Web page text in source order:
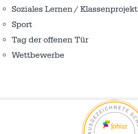
Soziales Lernen / Klassenprojekt
Sport
Tag der offenen Tür
Wettbewerbe